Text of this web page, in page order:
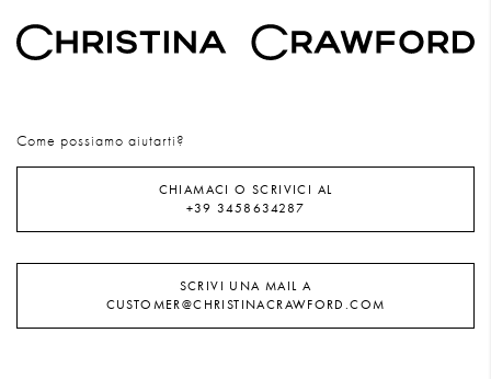
Come possiamo aiutarti?
CHIAMACI O SCRIVICI AL
+39 3458634287
SCRIVI UNA MAIL A
CUSTOMER@CHRISTINACRAWFORD.COM